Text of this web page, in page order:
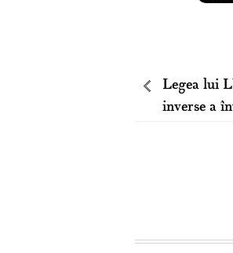
Legea lui
inverse a